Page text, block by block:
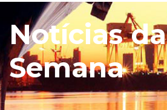
Notícias da
Semana